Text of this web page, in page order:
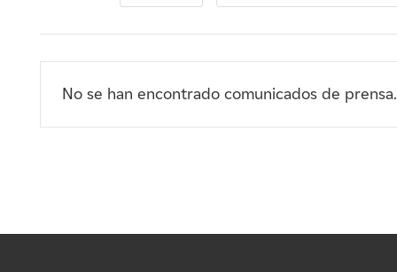
No se han encontrado comunicados de prensa.